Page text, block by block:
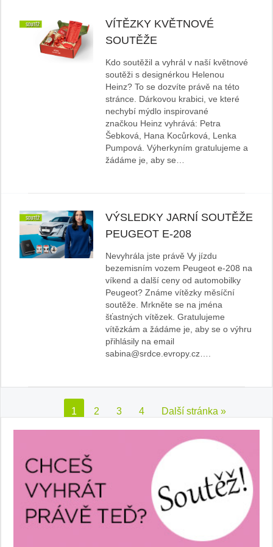
VÍTĚZKY KVĚTNOVÉ
SOUTĚŽE
Kdo soutěžil a vyhrál v naší květnové
soutěži s designérkou Helenou
Heinz? To se dozvíte právě na této
stránce. Dárkovou krabici, ve které
nechybí mýdlo inspirované
značkou Heinz vyhrává: Petra
Šebková, Hana Kocůrková, Lenka
Pumpová. Výherkyním gratulujeme a
žádáme je, aby se…
VÝSLEDKY JARNÍ SOUTĚŽE
PEUGEOT E-208
Nevyhrála jste právě Vy jízdu
bezemisním vozem Peugeot e-208 na
víkend a další ceny od automobilky
Peugeot? Známe vítězky měsíční
soutěže. Mrkněte se na jména
šťastných vítězek. Gratulujeme
vítězkám a žádáme je, aby se o výhru
přihlásily na email
sabina@srdce.evropy.cz….
1 2 3 4 Další stránka »